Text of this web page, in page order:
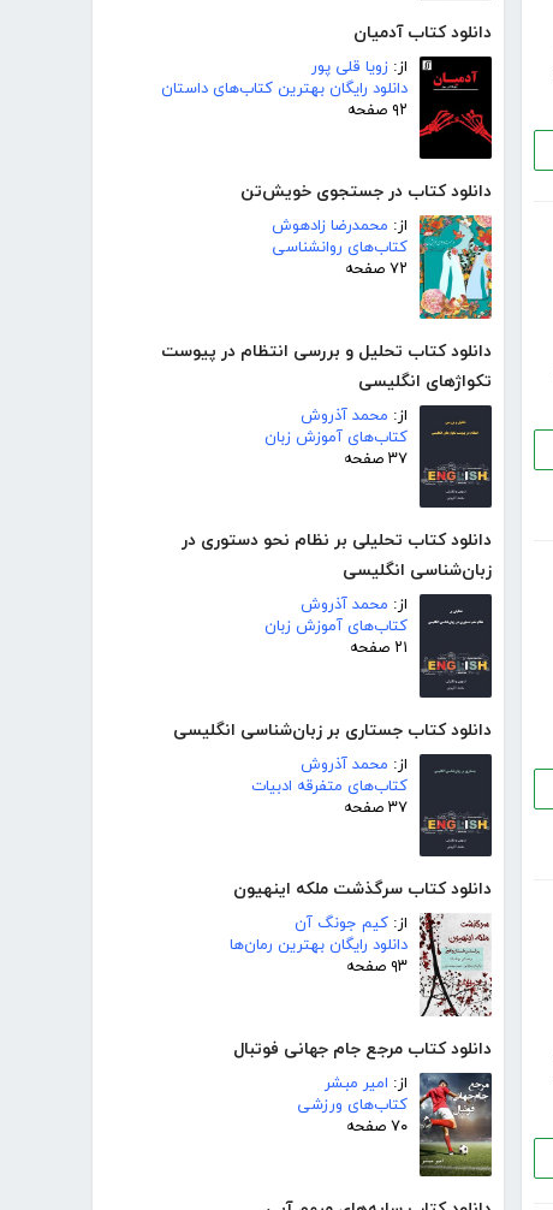
دانلود کتاب آدمیان
از: زویا قلی پور
دانلود رایگان بهترین کتاب‌های داستان
۹۲ صفحه
دانلود کتاب در جستجوی خویش‌تن
از: محمدرضا زادهوش
کتاب‌های روانشناسی
۷۲ صفحه
دانلود کتاب تحلیل و بررسی انتظام در پیوست
تکواژهای انگلیسی
از: محمد آذروش
کتاب‌های آموزش زبان
۳۷ صفحه
دانلود کتاب تحلیلی بر نظام نحو دستوری در
زبان‌شناسی انگلیسی
از: محمد آذروش
کتاب‌های آموزش زبان
۲۱ صفحه
دانلود کتاب جستاری بر زبان‌شناسی انگلیسی
از: محمد آذروش
کتاب‌های متفرقه ادبیات
۳۷ صفحه
دانلود کتاب سرگذشت ملکه اینهیون
از: کیم جونگ آن
دانلود رایگان بهترین رمان‌ها
۹۳ صفحه
دانلود کتاب مرجع جام جهانی فوتبال
از: امیر مبشر
کتاب‌های ورزشی
۷۰ صفحه